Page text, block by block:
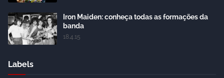
Iron Maiden: conheça todas as formações da
banda
18.4.15
Labels